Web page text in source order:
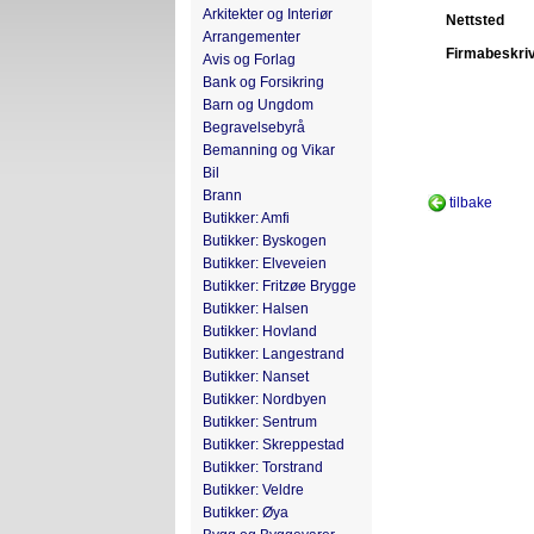
Arkitekter og Interiør
Arrangementer
Avis og Forlag
Bank og Forsikring
Barn og Ungdom
Begravelsebyrå
Bemanning og Vikar
Bil
Brann
Butikker: Amfi
Butikker: Byskogen
Butikker: Elveveien
Butikker: Fritzøe Brygge
Butikker: Halsen
Butikker: Hovland
Butikker: Langestrand
Butikker: Nanset
Butikker: Nordbyen
Butikker: Sentrum
Butikker: Skreppestad
Butikker: Torstrand
Butikker: Veldre
Butikker: Øya
Nettsted
tilbake